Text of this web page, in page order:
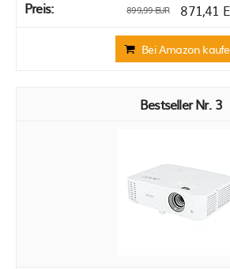
899,99 EUR 871,41
Bei Amazon
3